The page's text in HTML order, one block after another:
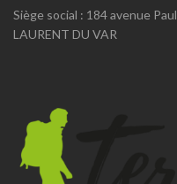
Siège social : 184 avenue
LAURENT DU VAR